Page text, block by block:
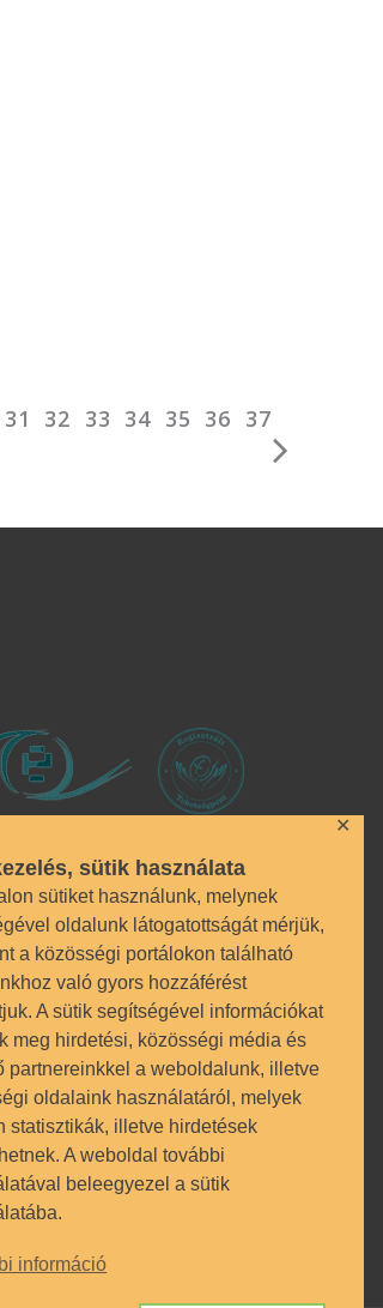
sütik használata
sütiket használunk, melynek
oldalunk látogatottságát mérjük,
a közösségi portálokon található
való gyors hozzáférést
A sütik segítségével információkat
meg hirdetési, közösségi média és
partnereinkkel a weboldalunk, illetve
oldalaink használatáról, melyek
statisztikák, illetve hirdetések
A weboldal további
beleegyezel a sütik
információ
✕
31 32 33 34 35 36 37
03987/2023.